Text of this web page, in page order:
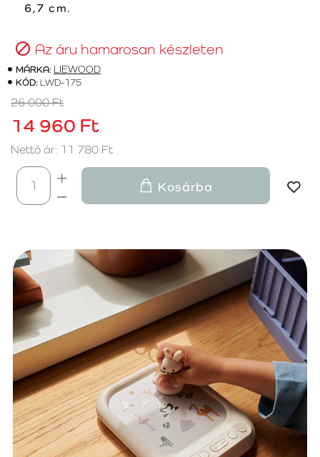
6,7 cm.
Az áru hamarosan készleten
MÁRKA: LIEWOOD
KÓD: LWD-175
14 960 Ft
26 000 Ft
Nettó ár: 11 780 Ft
Kosárba